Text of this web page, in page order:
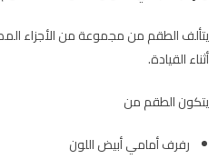
يتألف الطقم من مجموعة من الأجزاء
أثناء القيادة.
يتكون الطقم من
رفرف أمامي أبيض اللون